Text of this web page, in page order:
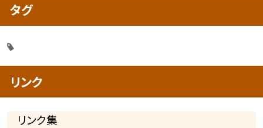
タグ
リンク
リンク集